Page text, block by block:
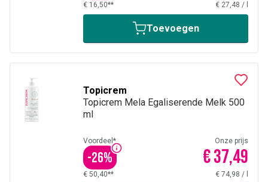
€ 16,50** € 27,48 /
Toevoegen
Topicrem
Topicrem Mela Egaliserende Melk 500
ml
Voordeel*
-26%
Onze prijs
€ 37,49
€ 50,40** € 74,98 /